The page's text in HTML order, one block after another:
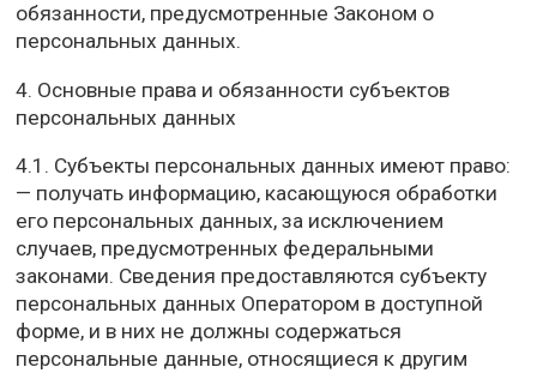
обязанности, предусмотренные Законом о
персональных данных.
4. Основные права и обязанности субъектов
персональных данных
4.1. Субъекты персональных данных имеют право:
— получать информацию, касающуюся обработки
его персональных данных, за исключением
случаев, предусмотренных федеральными
законами. Сведения предоставляются субъекту
персональных данных Оператором в доступной
форме, и в них не должны содержаться
персональные данные, относящиеся к другим